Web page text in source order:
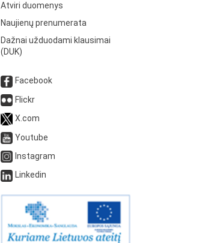
Atviri duomenys
Naujienų prenumerata
Dažnai užduodami klausimai
(DUK)
Facebook
Flickr
X.com
Youtube
Instagram
Linkedin